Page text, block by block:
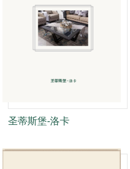
圣蒂斯堡-洛卡